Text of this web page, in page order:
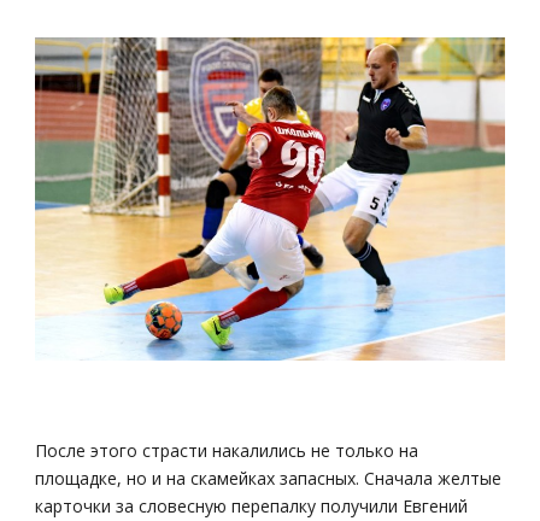
После этого страсти накалились не только на
площадке, но и на скамейках запасных. Сначала желтые
карточки за словесную перепалку получили Евгений